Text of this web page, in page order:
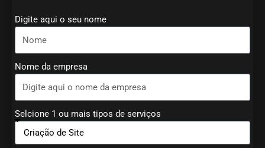
Digite aqui o seu nome
Nome da empresa
Selcione 1 ou mais tipos de serviços